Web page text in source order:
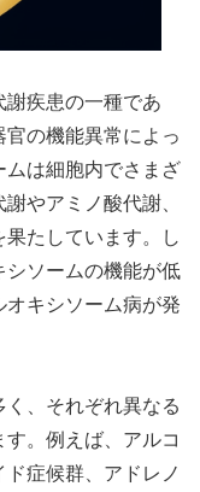
疾患の一種であ
の機能異常によっ
ムは細胞内でさまざ
やアミノ酸代謝、
たしています。し
シソームの機能が低
キシソーム病が発
、それぞれ異なる
。例えば、アルコ
症候群、アドレノ